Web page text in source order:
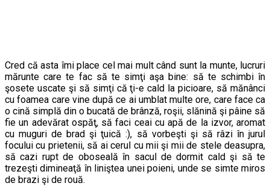
Cred că asta îmi place cel mai mult când sunt la munte, lucruri
mărunte care te fac să te simţi aşa bine: să te schimbi în
şosete uscate şi să simţi că ţi-e cald la picioare, să mănânci
cu foamea care vine după ce ai umblat multe ore, care face ca
o cină simplă din o bucată de brânză, roşii, slănină şi pâine să
fie un adevărat ospăţ, să faci ceai cu apă de la izvor, aromat
cu muguri de brad şi ţuică :), să vorbeşti şi să râzi în jurul
focului cu prietenii, să ai cerul cu mii şi mii de stele deasupra,
să cazi rupt de oboseală în sacul de dormit cald şi să te
trezeşti dimineaţă în liniştea unei poieni, unde se simte miros
de brazi şi de rouă.